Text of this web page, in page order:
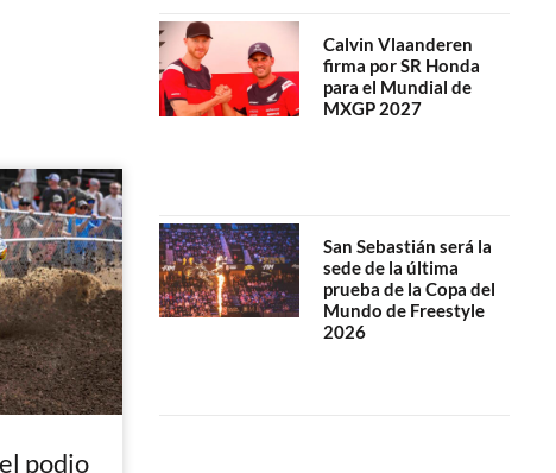
podio
Calvin Vlaanderen
firma por SR Honda
para el Mundial de
MXGP 2027
San Sebastián será la
sede de la última
prueba de la Copa del
Mundo de Freestyle
2026